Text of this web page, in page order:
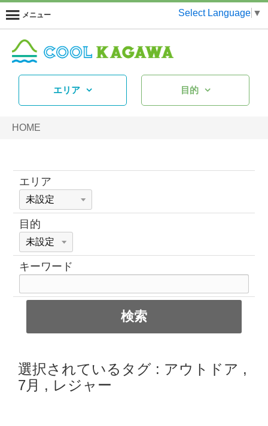
メニュー Select Language ▼
エリア 目的
HOME
エリア
目的
キーワード
選択されているタグ : アウトドア ,
7月
, レジャー